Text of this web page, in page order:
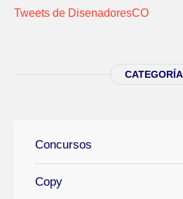
Tweets de DisenadoresCO
Concursos
Copy